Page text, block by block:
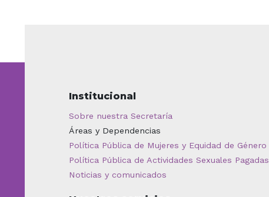
Institucional
Sobre nuestra Secretaría
Áreas y Dependencias
Política Pública de Mujeres y Equidad de Género
Política Pública de Actividades Sexuales Pagadas
Noticias y comunicados